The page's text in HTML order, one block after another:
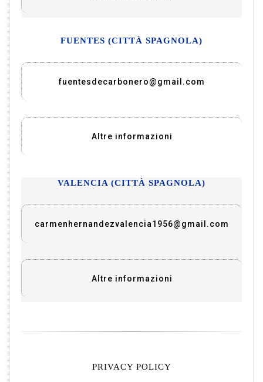
FUENTES (CITTÀ SPAGNOLA)
fuentesdecarbonero@gmail.com
Altre informazioni
VALENCIA (CITTÀ SPAGNOLA)
carmenhernandezvalencia1956@gmail.com
Altre informazioni
PRIVACY POLICY